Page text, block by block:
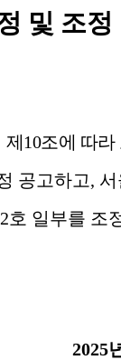
및 조정
제10조에 따라
공고하고,
호 일부를 조
2025